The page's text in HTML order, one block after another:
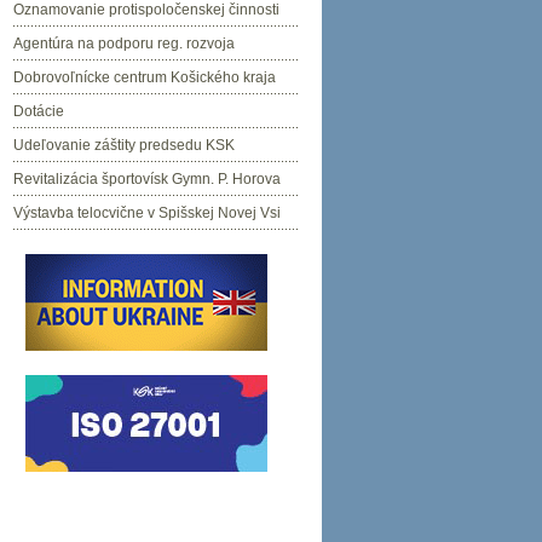
Oznamovanie protispoločenskej činnosti
Agentúra na podporu reg. rozvoja
Dobrovoľnícke centrum Košického kraja
Dotácie
Udeľovanie záštity predsedu KSK
Revitalizácia športovísk Gymn. P. Horova
Výstavba telocvične v Spišskej Novej Vsi